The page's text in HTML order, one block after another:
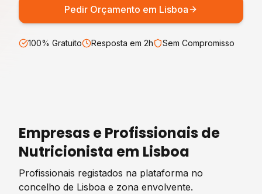
Pedir Orçamento em Lisboa
100% Gratuito Resposta em 2h Sem Compromisso
Empresas e Profissionais de
Nutricionista em Lisboa
Profissionais registados na plataforma no
concelho de Lisboa e zona envolvente.